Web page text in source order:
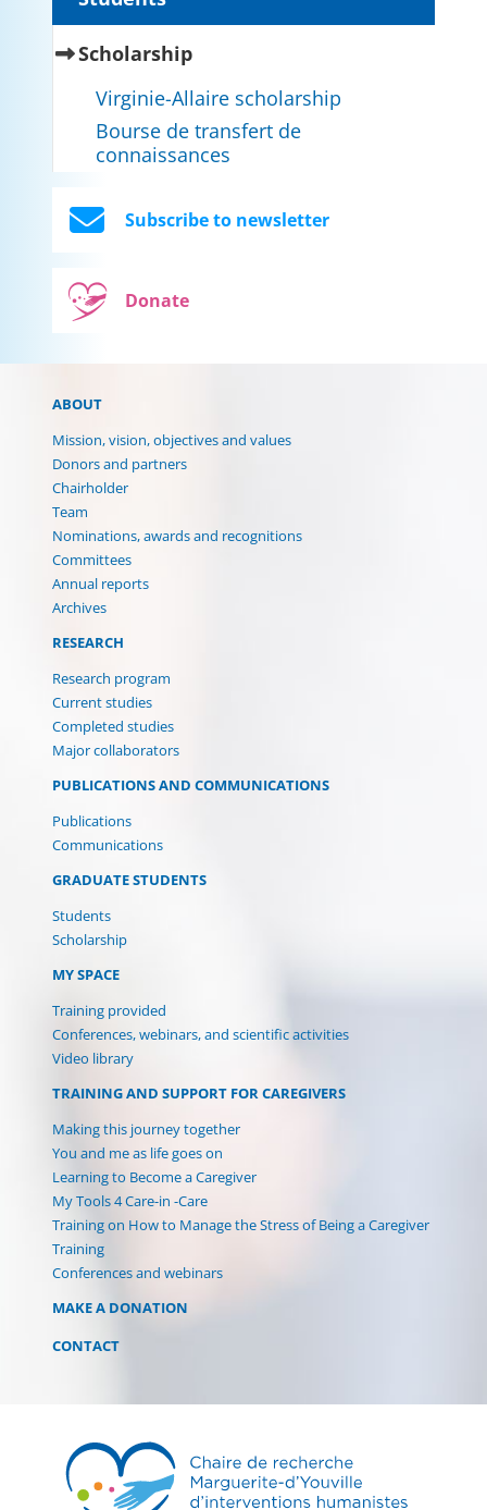
Scholarship(current)
Virginie-Allaire scholarship
Bourse de transfert de
connaissances
Subscribe to newsletter
Donate
ABOUT
Mission, vision, objectives and values
Donors and partners
Chairholder
Team
Nominations, awards and recognitions
Committees
Annual reports
Archives
RESEARCH
Research program
Current studies
Completed studies
Major collaborators
PUBLICATIONS AND COMMUNICATIONS
Publications
Communications
GRADUATE STUDENTS
Students
Scholarship(current)
MY SPACE
Training provided
Conferences, webinars, and scientific activities
Video library
TRAINING AND SUPPORT FOR CAREGIVERS
Making this journey together
You and me as life goes on
Learning to Become a Caregiver
My Tools 4 Care-in -Care
Training on How to Manage the Stress of Being a Caregiver
Training
Conferences and webinars
MAKE A DONATION
CONTACT